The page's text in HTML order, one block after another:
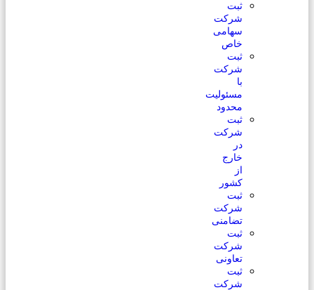
ثبت
شرکت
سهامی
خاص
ثبت
شرکت
با
مسئولیت
محدود
ثبت
شرکت
در
خارج
از
کشور
ثبت
شرکت
تضامنی
ثبت
شرکت
تعاونی
ثبت
شرکت